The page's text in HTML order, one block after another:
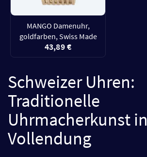
MANGO Damenuhr,
goldfarben, Swiss Made
43,89 €
Schweizer Uhren:
Traditionelle
Uhrmacherkunst in
Vollendung